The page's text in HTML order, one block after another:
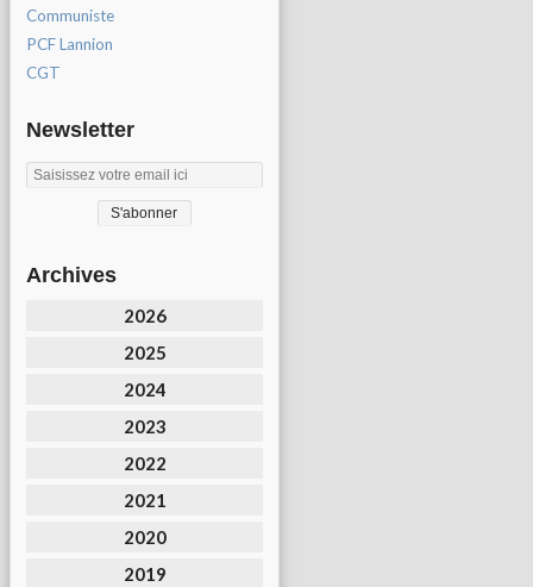
Communiste
PCF Lannion
CGT
Newsletter
Archives
2026
2025
2024
2023
2022
2021
2020
2019